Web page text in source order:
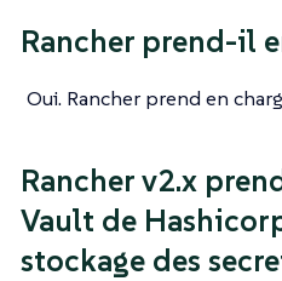
Rancher prend-il
Oui. Rancher prend en
Rancher v2.x
Vault de
stockage des